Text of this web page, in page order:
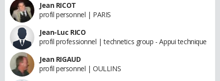
Jean RICOT
profil personnel | PARIS
Jean-Luc RICO
profil professionnel | technetics group - Appui technique
Jean RIGAUD
profil personnel | OULLINS